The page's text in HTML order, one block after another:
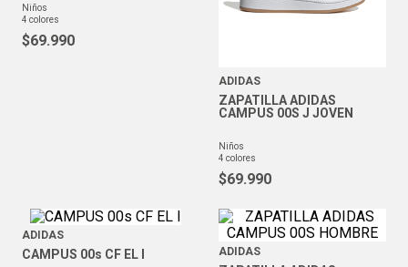
niños
4 colores
$69.990
ADIDAS
ZAPATILLA ADIDAS
CAMPUS 00S J JOVEN
niños
4 colores
$69.990
ADIDAS
CAMPUS 00s CF EL I ADIDAS